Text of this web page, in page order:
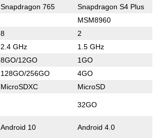
Snapdragon 765 Snapdragon S4 Plus
MSM8960
8 2
2.4 GHz 1.5 GHz
8GO/12GO 1GO
128GO/256GO 4GO
MicroSDXC MicroSD
32GO
Android 10 Android 4.0